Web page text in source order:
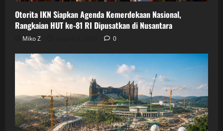
Otorita IKN Siapkan Agenda Kemerdekaan Nasional,
Rangkaian HUT ke-81 RI Dipusatkan di Nusantara
Miko Z 0